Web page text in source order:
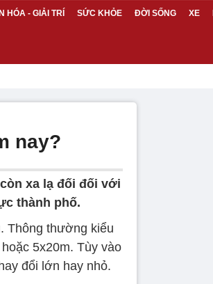
HÓA - GIẢI TRÍ SỨC KHỎE ĐỜI SỐNG XE
nay?
xa lạ đối đối với
thành phố.
Thông thường kiểu
5x20m. Tùy vào
đổi lớn hay nhỏ.